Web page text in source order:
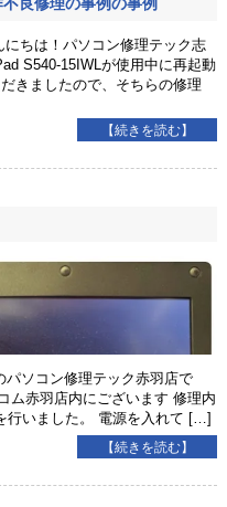
ちは！パソコン修理テック志
S540-15IWLが使用中に再起動
きましたので、そちらの修理
【続きを読む】
ソコン修理テック赤羽店で
ム赤羽店内にございます 修理内
行いました。 電源を入れて […]
【続きを読む】